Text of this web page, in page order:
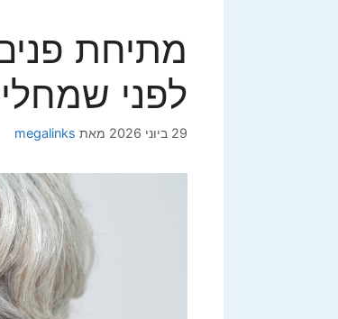
מתיחת
לפני
29 ביוני 2026 מאת megalinks